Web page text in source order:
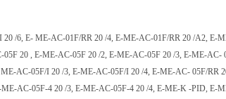
/6, E- ME-AC-01F/RR 20 /4, E-ME-AC-01F/RR 20 /A2, E-
20 , E-ME-AC-05F 20 /2, E-ME-AC-05F 20 /3, E-ME-AC-
AC-05F/I 20 /3, E-ME-AC-05F/I 20 /4, E-ME-AC- 05F/RR
AC-05F-4 20 /3, E-ME-AC-05F-4 20 /4, E-ME-K -PID, E-